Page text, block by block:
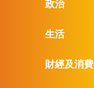
政治
生活
財經及消費